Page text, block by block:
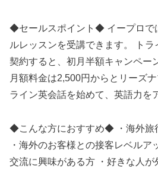
◆セールスポイント◆ イープロで
ルレッスンを受講できます。 ト
契約すると、初月半額キャンペー
月額料金は2,500円からとリーズ
ライン英会話を始めて、英語力を
◆こんな方におすすめ◆ ・海外旅
・海外のお客様との接客レベルア
交流に興味がある方 ・好きな人